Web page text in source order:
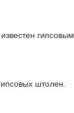
штолен.